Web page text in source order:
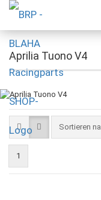
Aprilia Tuono V4
Sortieren
Sortieren
1